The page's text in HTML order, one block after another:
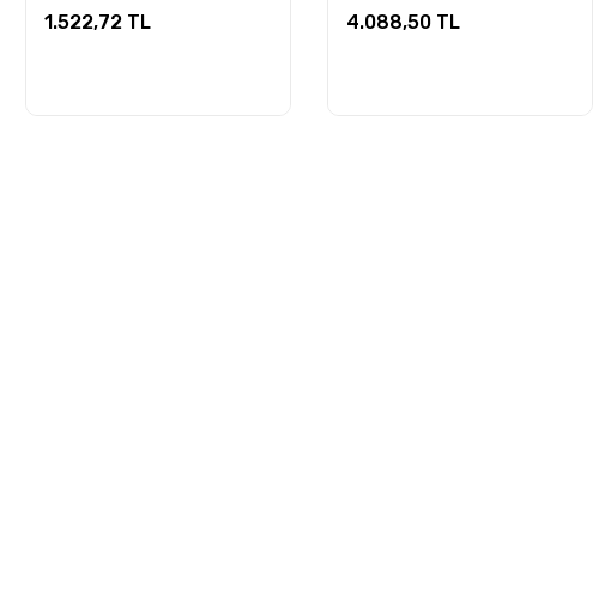
1.522,72 TL
Bakım Kremi
4.088,50 TL